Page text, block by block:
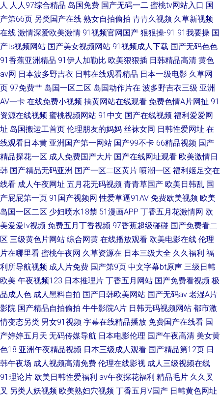
人 人人97综合精品 岛国免费 国产无码一二 蜜桃tv网站入口 国
产第66页 另类国产在线 熟女自拍偷拍 青青久视频 久草新视频
在线 激情深爱欧美激情 91视频官网国产 狠狠操-91 91我要操 国
产ts视频网站 国产美女视频网站 91视频成人下载 国产无码色色
91香蕉亚洲精品 91伊人加勒比 欧美狠狠插 日韩精品高清 黄色
av网 日本波多野吉衣 日韩在线观看精品 日本一级电影 久草网
页 97免费艹 岛国一区二区 岛国动作片在 波多野吉衣三级 亚洲
AV一卡 在线免费小视频 搞黄网站在线观看 免费色情A片网扯 91
资源在线视频 蜜桃视频网站 91中文 国产在线视频 福利爱爱网
址 岛国搬运工首页 伦理朋友的妈妈 丝袜女同 日韩性爱网址 在
线观看日本黄 亚洲国产第一网站 国产99不卡 66精品视频 国产
精品探花一区 成人免费国产大片 国产在线网址观看 欧美激情日
韩 国产精品无码亚洲 国产一区二区黄片 喷潮一区 福利姬足交在
线看 成人午夜网址 五月花无码视频 青青草国产 欧美日韩乱 国
产屁屁第一页 91国产视频网 性爱草逼91AV 免费欧美视频 欧美
岛国一区二区 少妇喷水18禁 51漫画APP 丁香五月花激情网 欧
美爱爱tv视频 免费五月丁香视频 97香蕉超级碰碰 国产免费看二
区 三级黄色片网站 综合网黄 在线播放观看 欧美电影在线 伦理
片在哪里看 蜜桃午夜网 久草资源在 日本三级大全 久久福利 福
利所导航视频 成人片免费 国产第9页 中文字幕bt原声 三级日韩
欧美 午夜视频123 日本推理片 丁香五月网站 国产免费看视频 极
品成人色 成人黑料自拍 国产日韩欧美网站 国产无码av 老湿A片
影院 国产精品自拍偷拍 牛牛影院A片 日韩无码视频网站 都市激
情变态另类 男女91视频 字幕在线精品播放 免费国产在线看 国
产婷婷五月天 无码传媒导航 日本电影伦理 国产午夜高清 美女黄
色18 亚洲午夜精品视频 日本三级成人观看 国产精品第12页 日
韩午夜场 成人视频高清免费 伦理在线影视 成人三级视频在线
91理论片 欧美日韩性爱福利 av午夜探花福利 精品毛片 久久叉
叉 另类人妖视频 欧美熟妇穴视频 丁香五月V国产 日韩黄色网址